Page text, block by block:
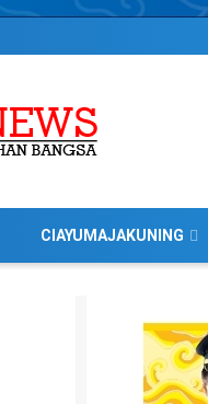
CIAYUMAJAKUNING